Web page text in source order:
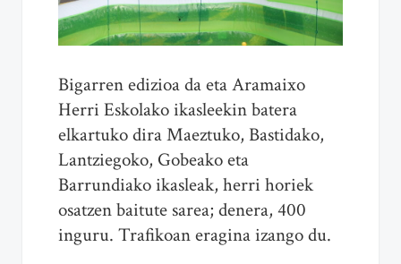
Bigarren edizioa da eta Aramaixo
Herri Eskolako ikasleekin batera
elkartuko dira Maeztuko, Bastidako,
Lantziegoko, Gobeako eta
Barrundiako ikasleak, herri horiek
osatzen baitute sarea; denera, 400
inguru. Trafikoan eragina izango du.